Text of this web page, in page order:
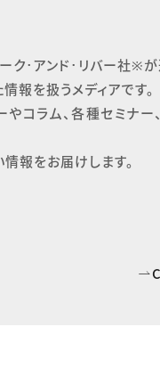
ク･アンド･リバー社※
報を扱うメディアです。
コラム、各種セミナー
報をお届けします。